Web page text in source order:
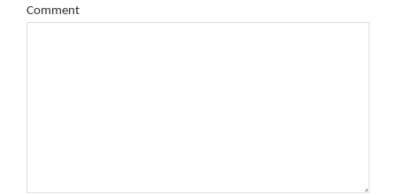
Comment